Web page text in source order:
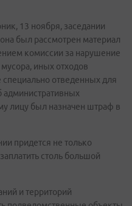
13 ноября, заседании
был рассмотрен материал
комиссии за нарушение
иных отходов
отведенных для
административных
лицу был назначен штраф в
придется не только
столь большой
и территорий